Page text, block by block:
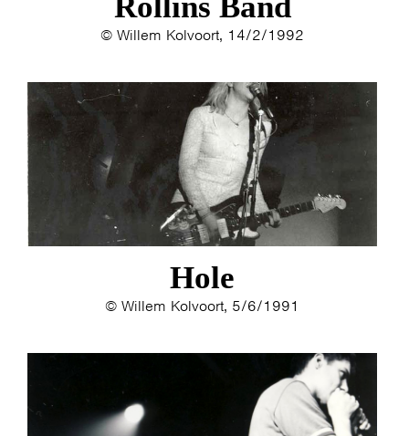
HOME PROGRAMMA
ARTDIVISIONFOTO’SNIEUWS
WEBSHOPMIJN TICKETS
© Willem Kolvoort, 14/2/1992
Hole
© Willem Kolvoort, 5/6/1991